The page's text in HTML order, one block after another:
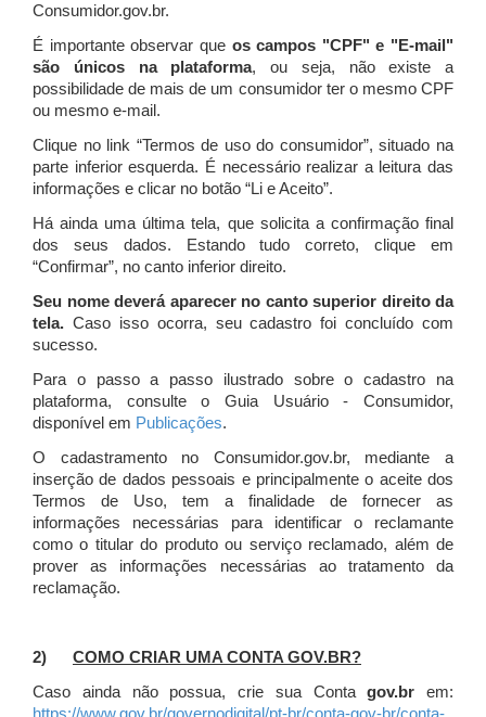
Consumidor.gov.br.
É importante observar que os campos "CPF" e "E-mail"
são únicos na plataforma, ou seja, não existe a
possibilidade de mais de um consumidor ter o mesmo CPF
ou mesmo e-mail.
Clique no link “Termos de uso do consumidor”, situado na
parte inferior esquerda. É necessário realizar a leitura das
informações e clicar no botão “Li e Aceito”.
Há ainda uma última tela, que solicita a confirmação final
dos seus dados. Estando tudo correto, clique em
“Confirmar”, no canto inferior direito.
Seu nome deverá aparecer no canto superior direito da
tela. Caso isso ocorra, seu cadastro foi concluído com
sucesso.
Para o passo a passo ilustrado sobre o cadastro na
plataforma, consulte o Guia Usuário - Consumidor,
disponível em Publicações.
O cadastramento no Consumidor.gov.br, mediante a
inserção de dados pessoais e principalmente o aceite dos
Termos de Uso, tem a finalidade de fornecer as
informações necessárias para identificar o reclamante
como o titular do produto ou serviço reclamado, além de
prover as informações necessárias ao tratamento da
reclamação.
2) COMO CRIAR UMA CONTA GOV.BR?
Caso ainda não possua, crie sua Contagov.br em: